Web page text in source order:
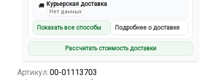
🚚 Курьерская доставка
Нет данных
Показать все способы Подробнее о доставке
Рассчитать стоимость доставки
Артикул: 00-01113703